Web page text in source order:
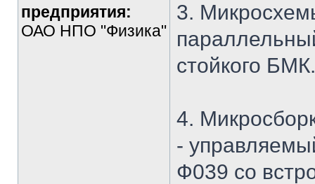
предприятия:
ОАО НПО "Физика"
3.
стойкого БМК.
4.
-
Ф039 со